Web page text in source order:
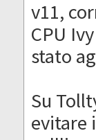
v11,
CPU
stato
Su
evitare